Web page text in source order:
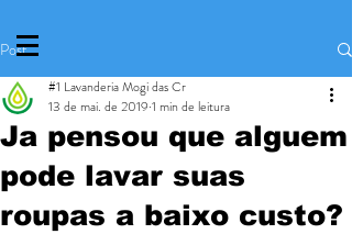
Post
Ja pensou que alguem
pode lavar suas
roupas a baixo custo?
#1 Lavanderia Mogi das Cr
13 de mai. de 2019 1 min de leitura